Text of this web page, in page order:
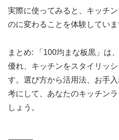
実際に使ってみると、キッチ
のに変わることを体験していま
まとめ: 「100均まな板黒」は
優れ、キッチンをスタイリッ
す。選び方から活用法、お手
考にして、あなたのキッチン
しょう。